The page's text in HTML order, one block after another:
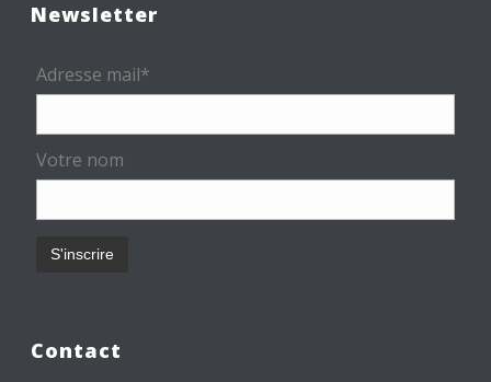
Newsletter
Adresse mail*
Votre nom
Contact